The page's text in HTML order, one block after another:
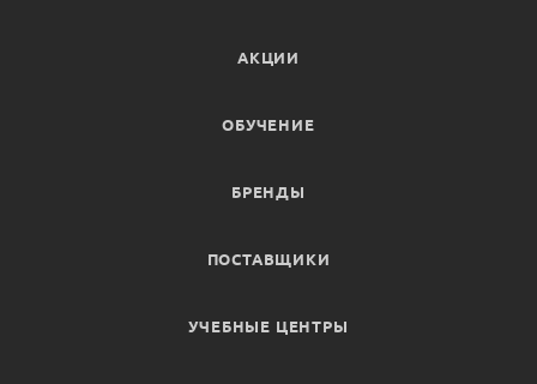
АКЦИИ
ОБУЧЕНИЕ
БРЕНДЫ
ПОСТАВЩИКИ
УЧЕБНЫЕ ЦЕНТРЫ